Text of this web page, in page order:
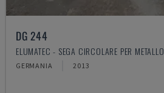
DG 244
ELUMATEC - SEGA CIRCOLARE PER METALLO
GERMANIA 2013